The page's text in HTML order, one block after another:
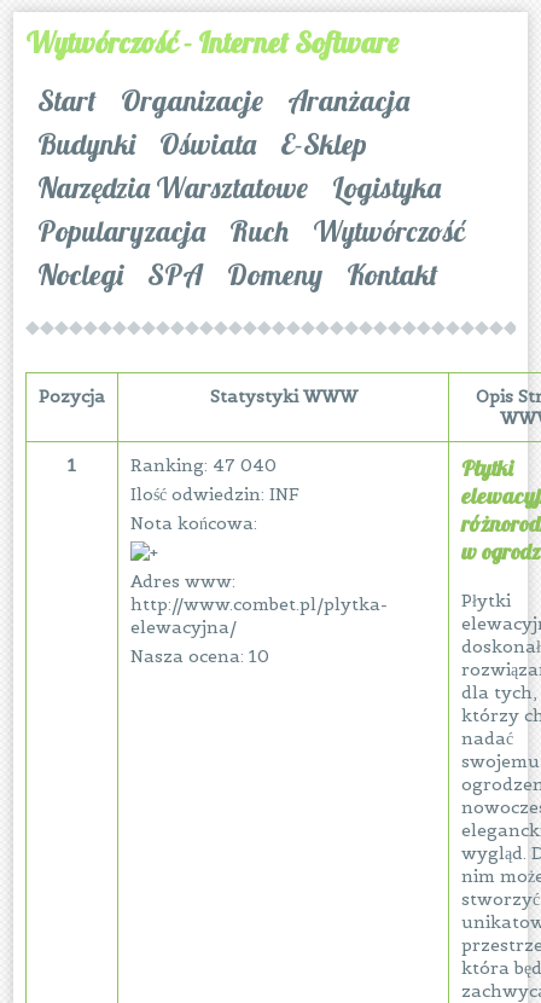
Wytwórczość - Internet Software
Start
Organizacje
Aranżacja
Budynki
Oświata
E-Sklep
Narzędzia Warsztatowe
Logistyka
Popularyzacja
Ruch
Wytwórczość
Noclegi
SPA Domeny Kontakt
Pozycja Statystyki WWW
Opis
1
Ranking: 47 040
Ilość odwiedzin: INF
Nota końcowa:
Adres www:
http://www.combet.pl/plytka-
elewacyjna/
Nasza ocena: 10
Płytki
w
Płytki
dla tych,
którzy
nadać
swojemu
wygląd.
nim
stworzyć
która